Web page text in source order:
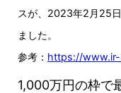
スが、2023年2月25
ました。
参考： https://
1,000万円の枠で